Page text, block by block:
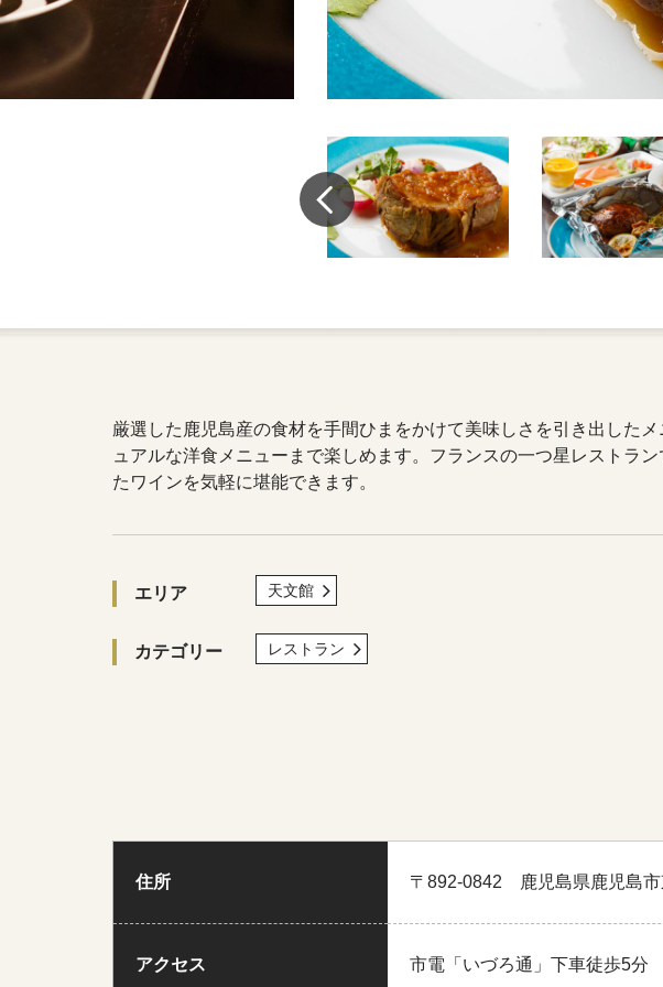
厳選した鹿児島産の食材を手間ひまをかけて美味しさを引き出した
ュアルな洋食メニューまで楽しめます。フランスの一つ星レストラ
たワインを気軽に堪能できます。
エリア 天文館
カテゴリー レストラン
住所 〒892-0842 鹿児島県鹿児島市
アクセス 市電「いづろ通」下車徒歩5分